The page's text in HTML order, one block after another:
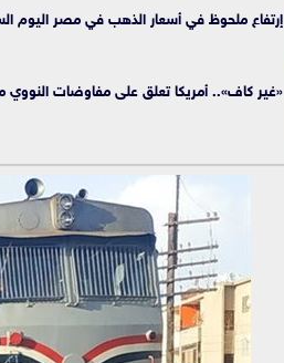
إرتفاع ملحوظ في أسعار الذهب في مصر اليوم السبت 18/
«غير كاف».. أمريكا تعلق على مفاوضات النووي